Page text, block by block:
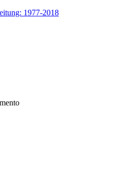
1977-2018